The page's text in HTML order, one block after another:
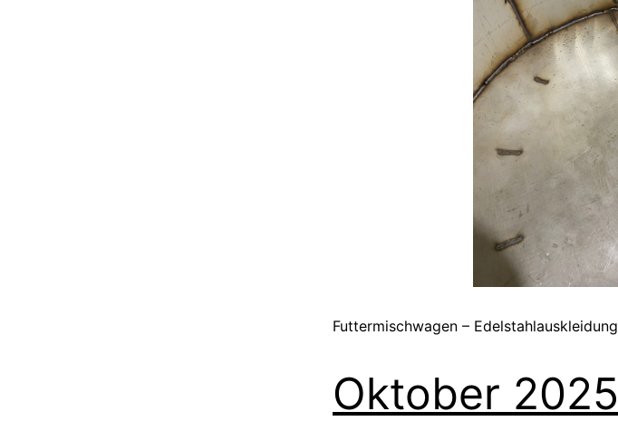
Futtermischwagen – Edelstahlauskleidung
Oktober 2025